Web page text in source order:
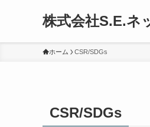
株式会社S.E.ネ
ホーム CSR/SDGs
CSR/SDGs